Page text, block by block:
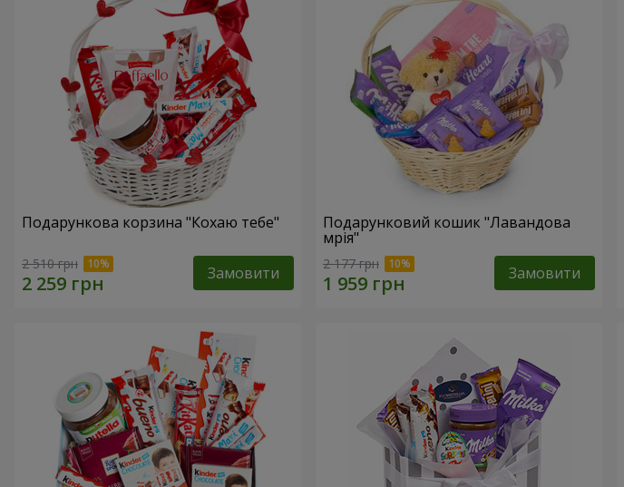
Подарункова корзина "Кохаю тебе"
2 510 грн Замовити
Подарунковий кошик "Лавандова
мрія"
2 177 грн Замовити